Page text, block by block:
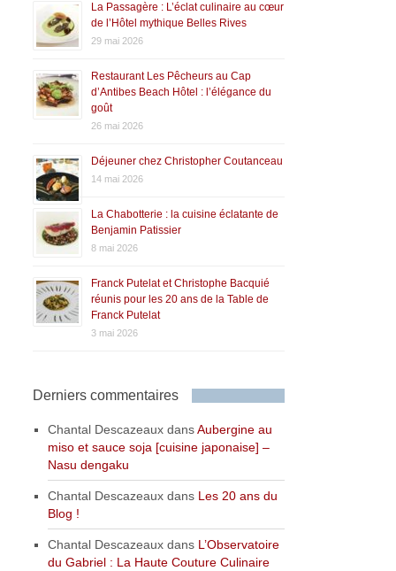
La Passagère : L’éclat culinaire au cœur
de l’Hôtel mythique Belles Rives
29 mai 2026
Restaurant Les Pêcheurs au Cap
d’Antibes Beach Hôtel : l’élégance du
goût
26 mai 2026
Déjeuner chez Christopher Coutanceau
14 mai 2026
La Chabotterie : la cuisine éclatante de
Benjamin Patissier
8 mai 2026
Franck Putelat et Christophe Bacquié
réunis pour les 20 ans de la Table de
Franck Putelat
3 mai 2026
Derniers commentaires
Chantal Descazeaux dansAubergine au
miso et sauce soja [cuisine japonaise] –
Nasu dengaku
Chantal Descazeaux dans Les 20 ans du
Blog !
Chantal Descazeaux dans L’Observatoire
du Gabriel : La Haute Couture Culinaire